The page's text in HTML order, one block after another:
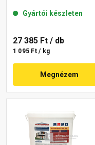
25-D 25 kg
Gyártói készleten
27 385 Ft / db
1 095 Ft / kg
Megnézem